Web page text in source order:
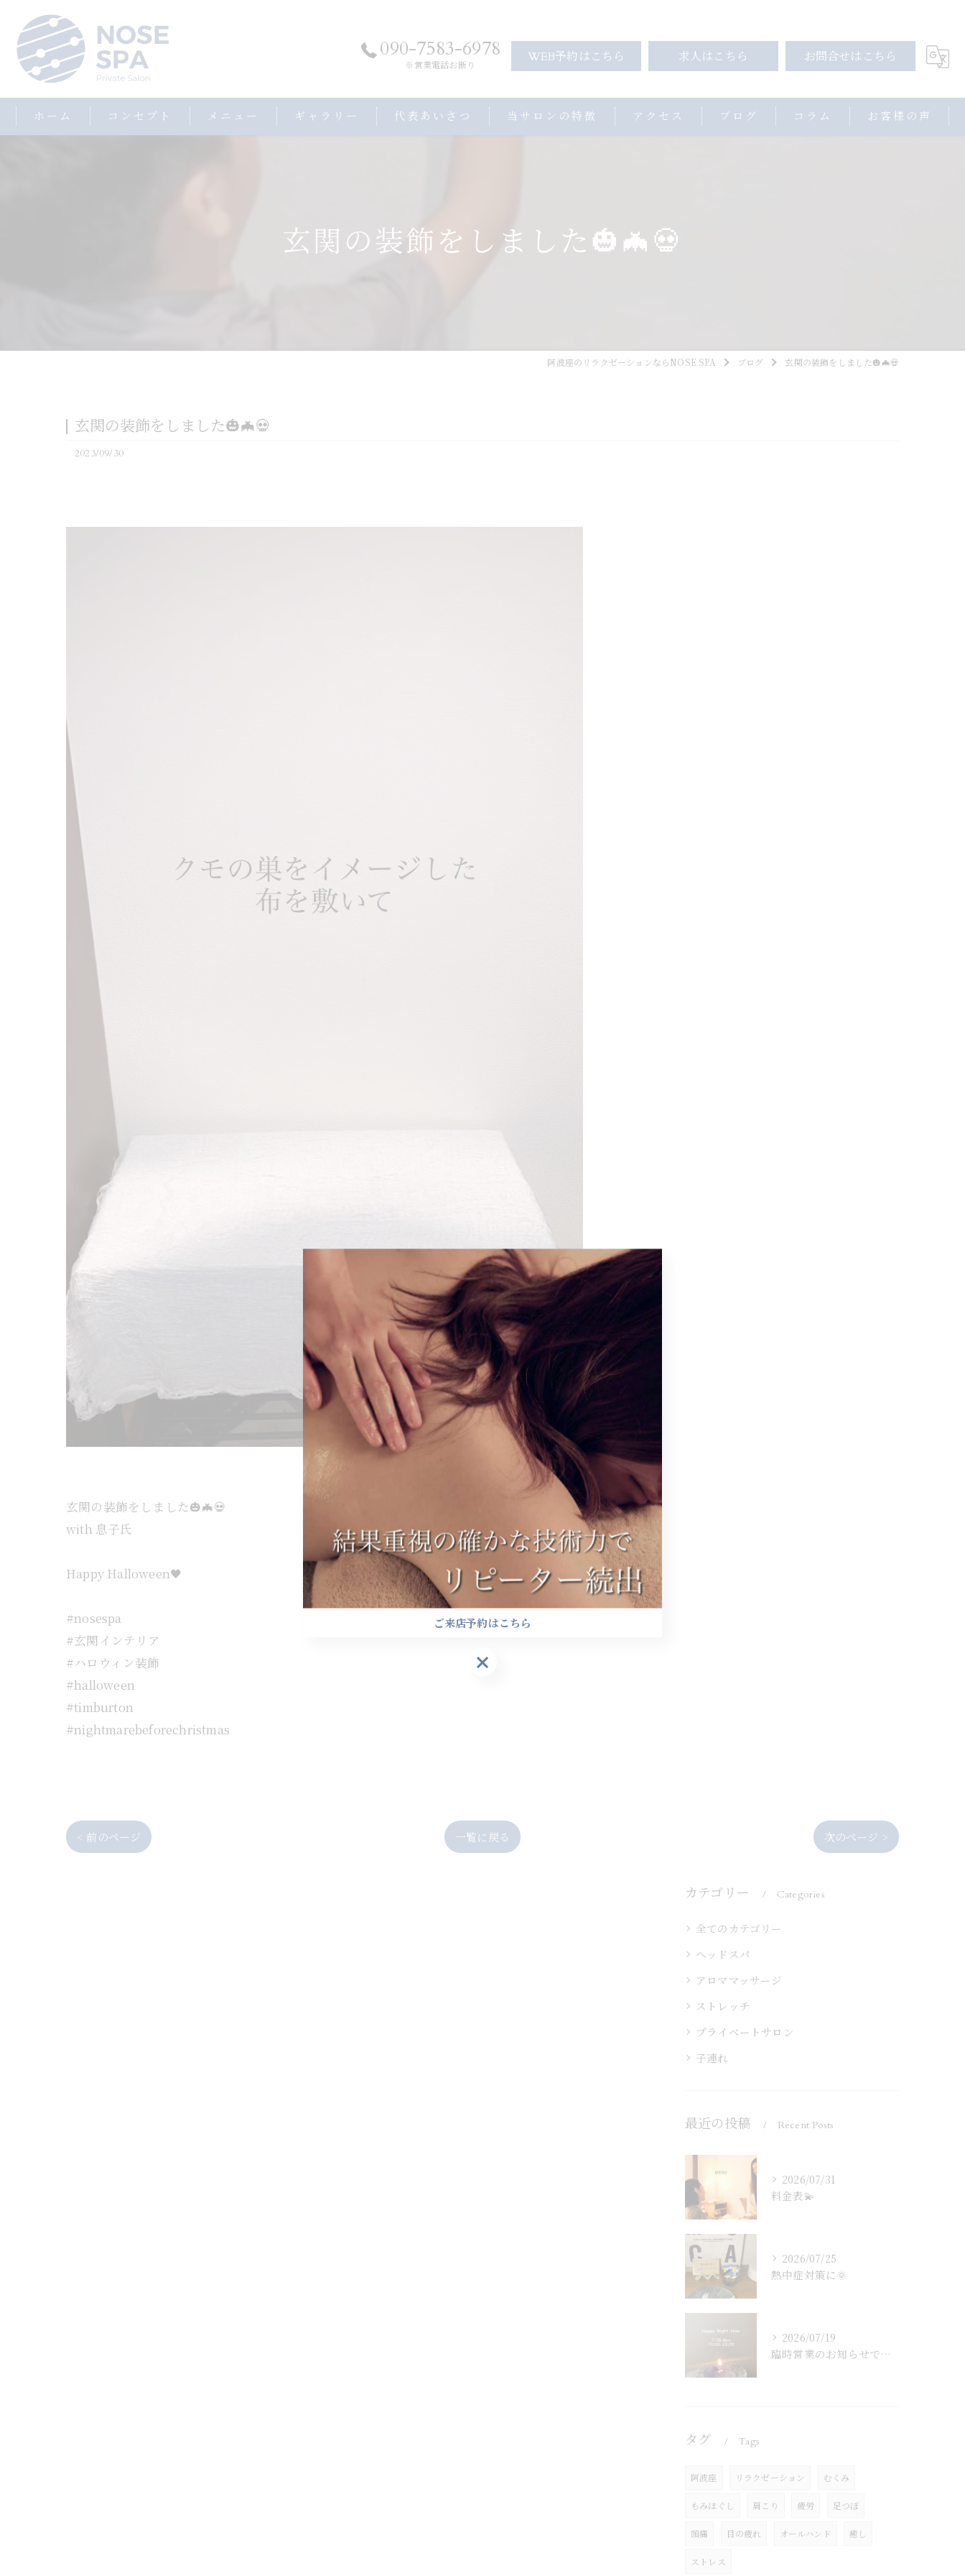
090-7583-6978
※営業電話お断り WEB予約はこちら 求人はこちら お問合せはこちら
ホーム コンセプト メニュー ギャラリー 代表あいさつ 当サロンの特徴
プライベートサロン
アクセス ブログ コラム お客様の声
玄関の装飾をしました🎃🦇💀
阿波座のリラクゼーションならNOSE SPA ブログ 玄関の装飾をしました🎃🦇💀
玄関の装飾をしました🎃🦇💀
2023/09/30
玄関の装飾をしました🎃🦇💀
with 息子氏
Happy Halloween🖤
#nosespa
#玄関インテリア
#ハロウィン装飾
#halloween
#timburton
#nightmarebeforechristmas
< 前のページ 一覧に戻る 次のページ >
カテゴリー Categories
全てのカテゴリー
ヘッドスパ
アロママッサージ
ストレッチ
プライベートサロン
子連れ
最近の投稿 Recent Posts
2026/07/31
料金表💫
2026/07/25
熱中症対策に🌞
2026/07/19
臨時営業のお知らせです🐈‍⬛🌙
タグ Tags
阿波座 リラクゼーション むくみ
もみほぐし 肩こり 疲労 足つぼ
頭痛 目の疲れ オールハンド 癒し
ストレス
ご来店予約はこちら
ご来店予約はこちら